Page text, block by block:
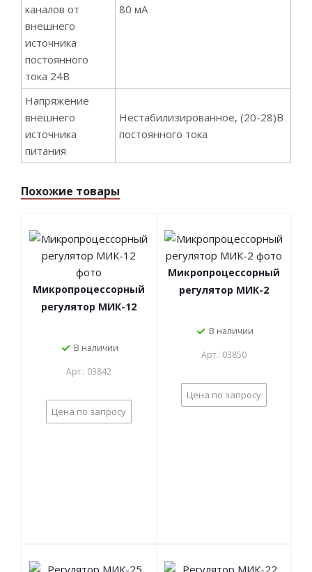
каналов от
внешнего
источника
постоянного
тока 24В
80 мА
Напряжение
внешнего
источника
питания
Нестабилизированное, (20-28)В
постоянного тока
Похожие товары
Микропроцессорный
регулятор МИК-12
В наличии
Арт.: 03842
Цена по запросу
Микропроцессорный
регулятор МИК-2
В наличии
Арт.: 03850
Цена по запросу